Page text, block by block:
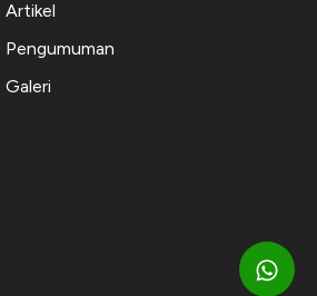
Artikel
Pengumuman
Galeri